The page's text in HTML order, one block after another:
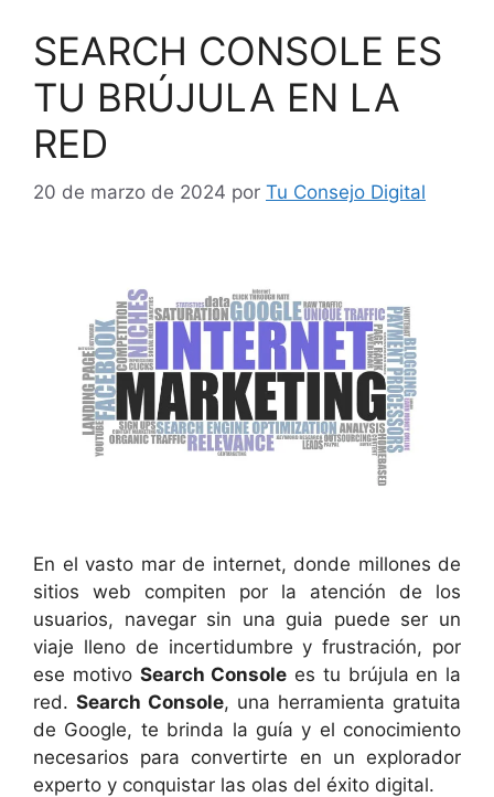
SEARCH CONSOLE ES
TU BRÚJULA EN LA
RED
20 de marzo de 2024 por Tu Consejo Digital
En el vasto mar de internet, donde millones de
sitios web compiten por la atención de los
usuarios, navegar sin una guia puede ser un
viaje lleno de incertidumbre y frustración, por
ese motivo Search Console es tu brújula en la
red. Search Console, una herramienta gratuita
de Google, te brinda la guía y el conocimiento
necesarios para convertirte en un explorador
experto y conquistar las olas del éxito digital.